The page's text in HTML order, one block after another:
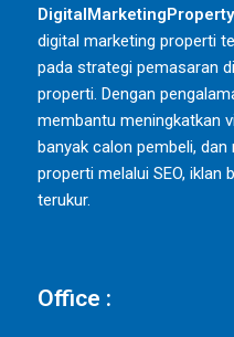
digital marketing properti
pada strategi pemasaran
properti. Dengan
membantu meningkatkan
banyak calon pembeli,
properti melalui SEO, iklan
terukur.
Office :